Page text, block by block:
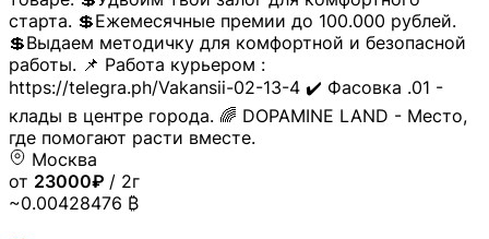
старта. 💲Ежемесячные премии до 100.000 рублей.
💲Выдаем методичку для комфортной и безопасной
работы. 📌 Работа курьером :
https://telegra.ph/Vakansii-02-13-4 ✔️ Фасовка .01 -
клады в центре города. 🌈 DOPAMINE LAND - Место,
где помогают расти вместе.
Москва
от 23000₽ / 2г
~0.00428476 ₿